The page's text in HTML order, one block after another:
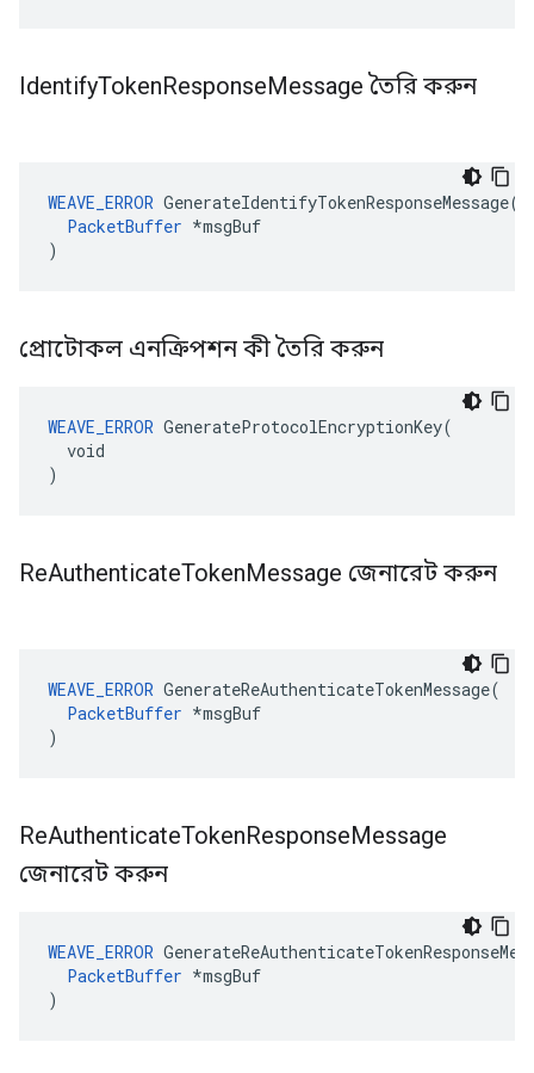
IdentifyTokenResponseMessage তৈরি করুন
WEAVE_ERROR GenerateIdentifyTokenResponseMessage(
PacketBuffer *msgBuf
)
প্রোটোকল এনক্রিপশন কী তৈরি করুন
WEAVE_ERROR GenerateProtocolEncryptionKey(
  void
)
ReAuthenticateTokenMessage জেনারেট করুন
WEAVE_ERROR GenerateReAuthenticateTokenMessage(
PacketBuffer *msgBuf
)
ReAuthenticateTokenResponseMessage
জেনারেট করুন
WEAVE_ERROR
PacketBuffer *msgBuf
)